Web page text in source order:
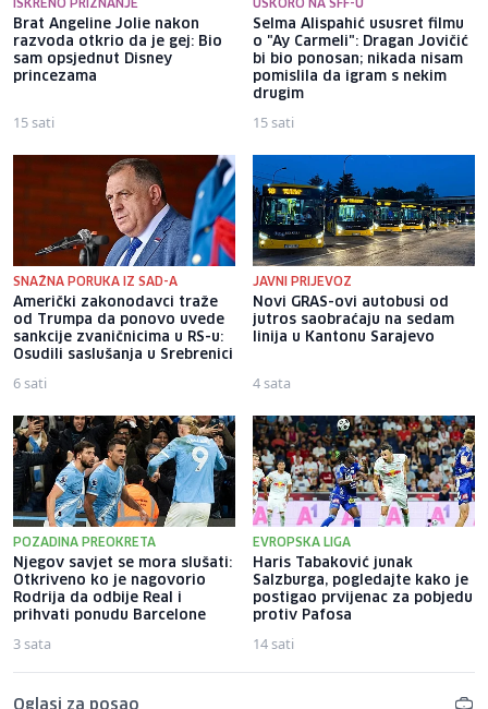
ISKRENO PRIZNANJE
Brat Angeline Jolie nakon
razvoda otkrio da je gej: Bio
sam opsjednut Disney
princezama
15 sati
USKORO NA SFF-U
Selma Alispahić ususret filmu
o "Ay Carmeli": Dragan Jovičić
bi bio ponosan; nikada nisam
pomislila da igram s nekim
drugim
15 sati
SNAŽNA PORUKA IZ SAD-A
Američki zakonodavci traže
od Trumpa da ponovo uvede
sankcije zvaničnicima u RS-u:
Osudili saslušanja u Srebrenici
6 sati
JAVNI PRIJEVOZ
Novi GRAS-ovi autobusi od
jutros saobraćaju na sedam
linija u Kantonu Sarajevo
4 sata
POZADINA PREOKRETA
Njegov savjet se mora slušati:
Otkriveno ko je nagovorio
Rodrija da odbije Real i
prihvati ponudu Barcelone
3 sata
EVROPSKA LIGA
Haris Tabaković junak
Salzburga, pogledajte kako je
postigao prvijenac za pobjedu
protiv Pafosa
14 sati
Oglasi za posao